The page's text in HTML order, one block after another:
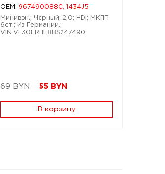
OEM: 9674900880, 1434J5
Минивэн.; Чёрный; 2,0; HDi; МКПП
6ст.; Из Германии.;
VIN:VF30ERHE8BS247490
69 BYN 55 BYN
В корзину